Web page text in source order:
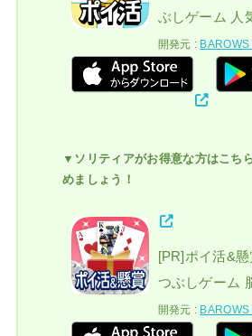
ぶしゲーム 人
開発元 : BAROWS
▼ソリティアがお得意な方はこち
めましょう！
[PR]ポイ活&
つぶしゲーム
開発元 : BAROWS